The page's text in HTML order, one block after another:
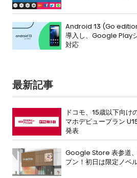
Android 13 (Go
導入し、Google Play
対応
最新記事
ドコモ、15歳以下向け
マホデビュープラン
発表
Google Store 表参道
プン！初日は限定ノベ